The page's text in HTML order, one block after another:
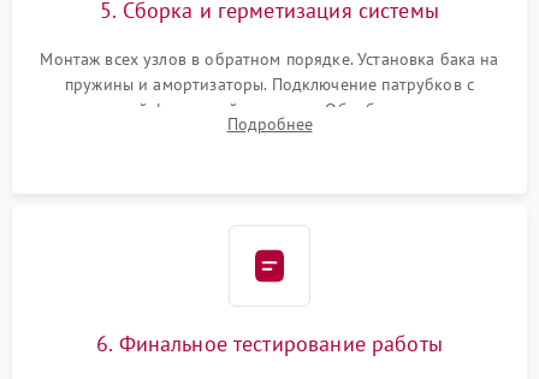
5. Сборка и герметизация системы
Монтаж всех узлов в обратном порядке. Установка бака на
пружины и амортизаторы. Подключение патрубков с
надежной фиксацией хомутами. Обработка стыков
герметиком для предотвращения возможных протечек воды.
Подробнее
6. Финальное тестирование работы